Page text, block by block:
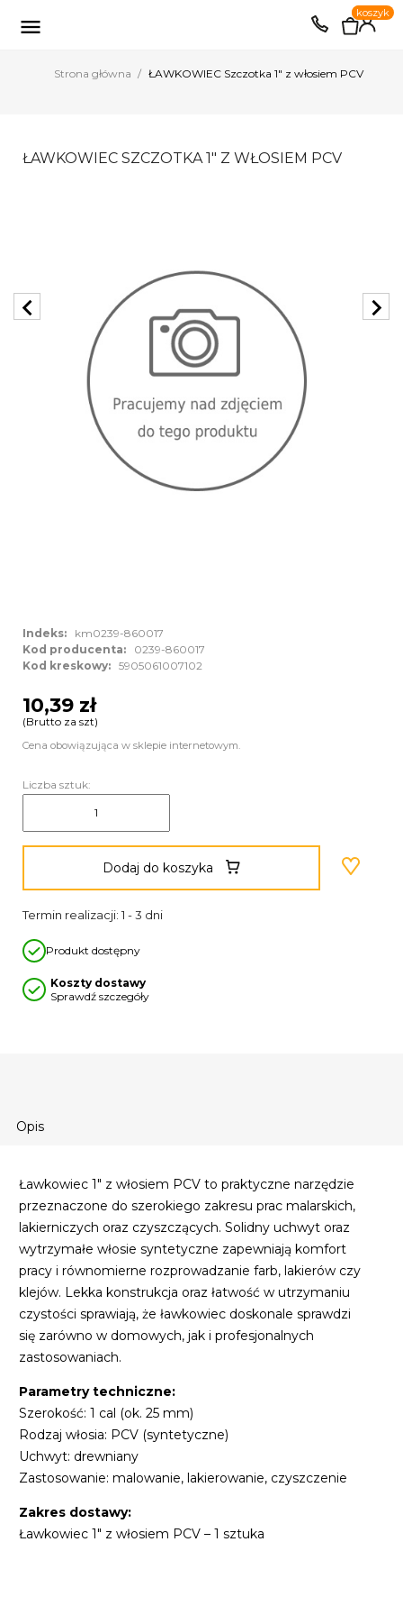
EUR PLN

0
koszyk
Strona główna ŁAWKOWIEC Szczotka 1" z włosiem PCV
Opis
Ławkowiec 1" z włosiem PCV to praktyczne narzędzie
przeznaczone do szerokiego zakresu prac malarskich,
lakierniczych oraz czyszczących. Solidny uchwyt oraz
wytrzymałe włosie syntetyczne zapewniają komfort
pracy i równomierne rozprowadzanie farb, lakierów czy
klejów. Lekka konstrukcja oraz łatwość w utrzymaniu
czystości sprawiają, że ławkowiec doskonale sprawdzi
się zarówno w domowych, jak i profesjonalnych
zastosowaniach.
Parametry techniczne:
Szerokość: 1 cal (ok. 25 mm)
Rodzaj włosia: PCV (syntetyczne)
Uchwyt: drewniany
Zastosowanie: malowanie, lakierowanie, czyszczenie
Zakres dostawy:
Ławkowiec 1" z włosiem PCV – 1 sztuka
ŁAWKOWIEC SZCZOTKA 1" Z WŁOSIEM PCV
chevron_left chevron_right
Indeks:
km0239-860017
Kod producenta:
0239-860017
Kod kreskowy: 5905061007102
10,39 zł
(Brutto za szt)
Cena obowiązująca w sklepie internetowym.
Liczba sztuk:
Dodaj do koszyka
Termin realizacji: 1 - 3 dni
Produkt dostępny
Koszty dostawy
Sprawdź szczegóły